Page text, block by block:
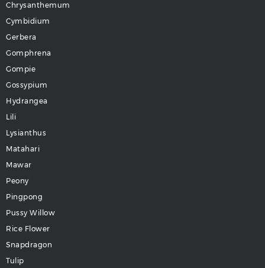
Chrysanthemum
Cymbidium
Gerbera
Gomphrena
Gompie
Gossypium
Hydrangea
Lili
Lysianthus
Matahari
Mawar
Peony
Pingpong
Pussy Willow
Rice Flower
Snapdragon
Tulip